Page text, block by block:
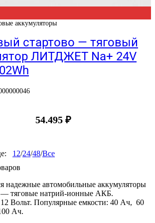
аккумуляторы
стартово — тяговый
ЛИТДЖЕТ Na+ 24V
54.495 ₽
12/24/48/Все
надежные автомобильные аккумуляторы
— тяговые натрий-ионные АКБ.
Вольт. Популярные емкости: 40 Ач, 60
Ач.